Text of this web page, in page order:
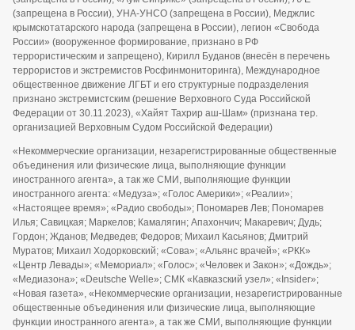
(запрещена в России), УНА-УНСО (запрещена в России), Меджлис
крымскотатарского народа (запрещена в России), легион «Свобода
России» (вооруженное формирование, признано в РФ
террористическим и запрещено), Кирилл Буданов (внесён в перечень
террористов и экстремистов Росфинмониторинга), Международное
общественное движение ЛГБТ и его структурные подразделения
признано экстремистским (решение Верховного Суда Российской
Федерации от 30.11.2023), «Хайят Тахрир аш-Шам» (признана тер.
организацией Верховным Судом Российской Федерации)
«Некоммерческие организации, незарегистрированные общественные
объединения или физические лица, выполняющие функции
иностранного агента», а так же СМИ, выполняющие функции
иностранного агента: «Медуза»; «Голос Америки»; «Реалии»;
«Настоящее время»; «Радио свободы»; Пономарев Лев; Пономарев
Илья; Савицкая; Маркелов; Камалягин; Апахончич; Макаревич; Дудь;
Гордон; Жданов; Медведев; Федоров; Михаил Касьянов; Дмитрий
Муратов; Михаил Ходорковский; «Сова»; «Альянс врачей»; «РКК»
«Центр Левады»; «Мемориал»; «Голос»; «Человек и Закон»; «Дождь»;
«Медиазона»; «Deutsche Welle»; СМК «Кавказский узел»; «Insider»;
«Новая газета», «Некоммерческие организации, незарегистрированные
общественные объединения или физические лица, выполняющие
функции иностранного агента», а так же СМИ, выполняющие функции